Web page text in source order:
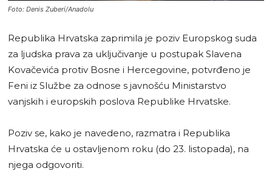
Foto: Denis Zuberi/Anadolu
Republika Hrvatska zaprimila je poziv Europskog suda
za ljudska prava za uključivanje u postupak Slavena
Kovačevića protiv Bosne i Hercegovine, potvrđeno je
Feni iz Službe za odnose s javnošću Ministarstvo
vanjskih i europskih poslova Republike Hrvatske.
Poziv se, kako je navedeno, razmatra i Republika
Hrvatska će u ostavljenom roku (do 23. listopada), na
njega odgovoriti.